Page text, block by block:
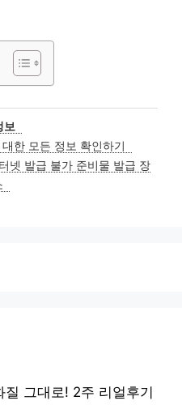
보
한 모든 정보 확인하기
넷 발급 불가 준비물 발급 장
그대로! 2주 리얼후기